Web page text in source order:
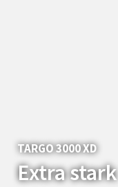
TARGO 3000 XD
Extra stark